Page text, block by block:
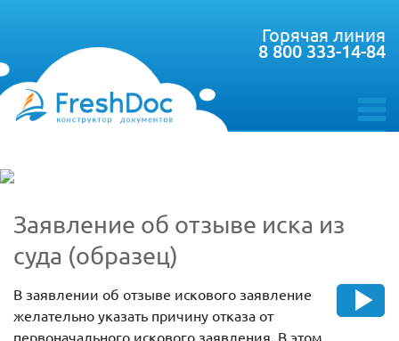
toggle
Горячая линия
8 800 333-14-84
Заявление об отзыве иска из
суда (образец)
В заявлении об отзыве искового заявление
желательно указать причину отказа от
первоначального искового заявления. В этом